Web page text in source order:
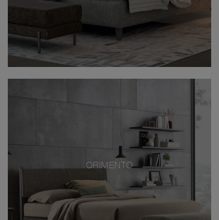
ORIMENTO